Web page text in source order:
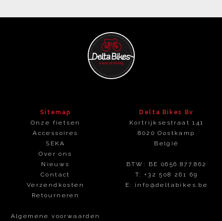
Sitemap
Onze fietsen
Accessoires
SEKA
Over ons
Nieuws
Contact
Verzendkosten
Retourneren
Algemene voorwaarden
Delta Bikes Bv
Kortrijksestraat 141
8020 Oostkamp
België
BTW: BE 0656.877.862
T: +32 508 261 69
E:
info@deltabikes.be